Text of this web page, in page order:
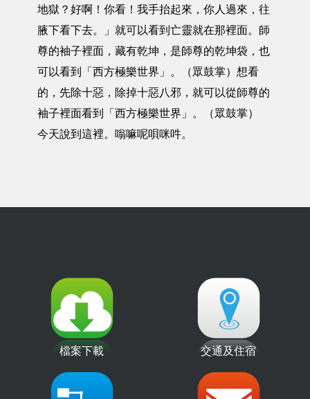
地獄？好啊！你看！我手抬起來，你人過來，往
腋下看下去。」就可以看到亡靈就在那裡面。師
尊的袖子裡面，藏有乾坤，是師尊的乾坤袋，也
可以看到「西方極樂世界」。（眾鼓掌）想看
的，先除十惡，除掉十惡八邪，就可以從師尊的
袖子裡面看到「西方極樂世界」。（眾鼓掌）
今天說到這裡。嗡嘛呢唄咪吽。
檔案下載 交通及住宿